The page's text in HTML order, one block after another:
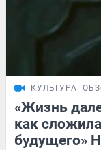
КУЛЬТУРА
«Жизнь
как
будущего»